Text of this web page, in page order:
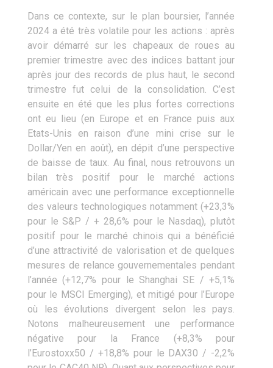
Dans ce contexte, sur le plan boursier, l’année
2024 a été très volatile pour les actions : après
avoir démarré sur les chapeaux de roues au
premier trimestre avec des indices battant jour
après jour des records de plus haut, le second
trimestre fut celui de la consolidation. C’est
ensuite en été que les plus fortes corrections
ont eu lieu (en Europe et en France puis aux
Etats-Unis en raison d’une mini crise sur le
Dollar/Yen en août), en dépit d’une perspective
de baisse de taux. Au final, nous retrouvons un
bilan très positif pour le marché actions
américain avec une performance exceptionnelle
des valeurs technologiques notamment (+23,3%
pour le S&P / + 28,6% pour le Nasdaq), plutôt
positif pour le marché chinois qui a bénéficié
d’une attractivité de valorisation et de quelques
mesures de relance gouvernementales pendant
l’année (+12,7% pour le Shanghai SE / +5,1%
pour le MSCI Emerging), et mitigé pour l’Europe
où les évolutions divergent selon les pays.
Notons malheureusement une performance
négative pour la France (+8,3% pour
l’Eurostoxx50 / +18,8% pour le DAX30 / -2,2%